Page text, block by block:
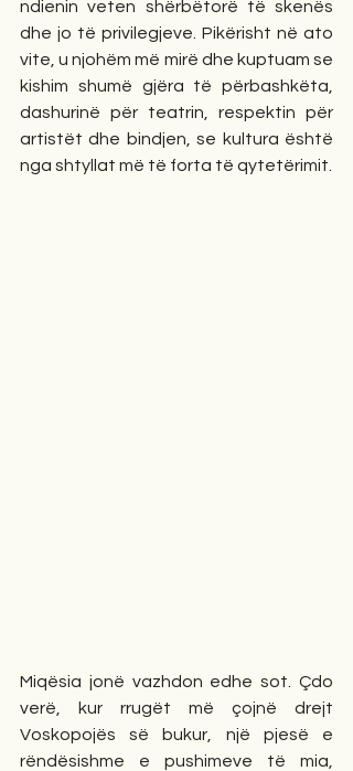
ndienin veten shërbëtorë të skenës
dhe jo të privilegjeve. Pikërisht në ato
vite, u njohëm më mirë dhe kuptuam se
kishim shumë gjëra të përbashkëta,
dashurinë për teatrin, respektin për
artistët dhe bindjen, se kultura është
nga shtyllat më të forta të qytetërimit.
Miqësia jonë vazhdon edhe sot. Çdo
verë, kur rrugët më çojnë drejt
Voskopojës së bukur, një pjesë e
rëndësishme e pushimeve të mia,